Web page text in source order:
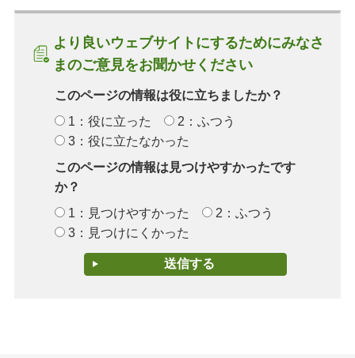
より良いウェブサイトにするためにみなさ
まのご意見をお聞かせください
このページの情報は役に立ちましたか？
1：役に立った
2：ふつう
3：役に立たなかった
このページの情報は見つけやすかったです
か？
1：見つけやすかった
2：ふつう
3：見つけにくかった